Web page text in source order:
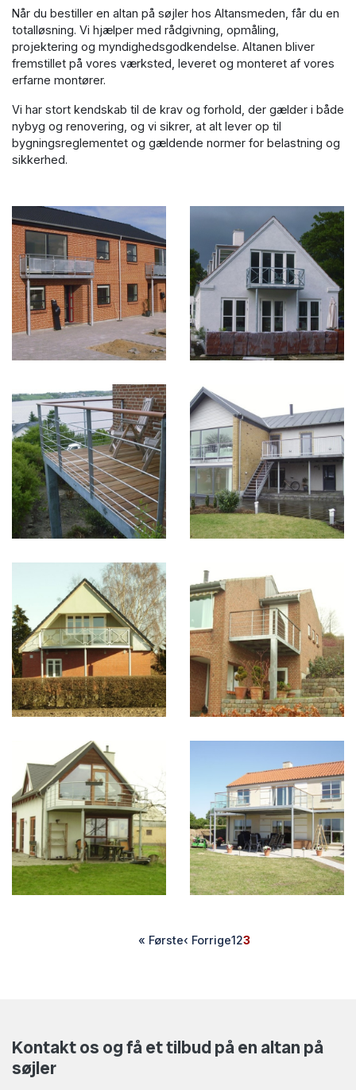
Når du bestiller en altan på søjler hos Altansmeden, får du en
totalløsning. Vi hjælper med rådgivning, opmåling,
projektering og myndighedsgodkendelse. Altanen bliver
fremstillet på vores værksted, leveret og monteret af vores
erfarne montører.
Vi har stort kendskab til de krav og forhold, der gælder i både
nybyg og renovering, og vi sikrer, at alt lever op til
bygningsreglementet og gældende normer for belastning og
sikkerhed.
Første
« FørsteForrige
‹ ForrigeSide
1Side
2Side
3
Kontakt os og få et tilbud på en altan på
søjler